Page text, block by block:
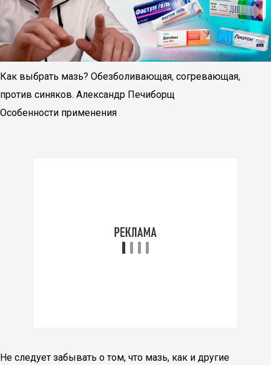
Как выбрать мазь? Обезболивающая, согревающая,
против синяков. Александр Печиборщ
Особенности применения
Не следует забывать о том, что мазь, как и другие